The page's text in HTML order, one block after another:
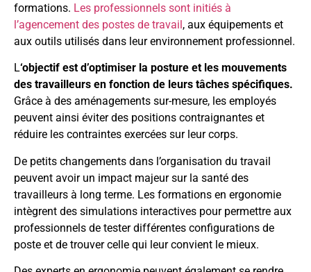
formations. Les professionnels sont initiés à
l’agencement des postes de travail, aux équipements et
aux outils utilisés dans leur environnement professionnel.
L‘objectif est d’optimiser la posture et les mouvements
des travailleurs en fonction de leurs tâches spécifiques.
Grâce à des aménagements sur-mesure, les employés
peuvent ainsi éviter des positions contraignantes et
réduire les contraintes exercées sur leur corps.
De petits changements dans l’organisation du travail
peuvent avoir un impact majeur sur la santé des
travailleurs à long terme. Les formations en ergonomie
intègrent des simulations interactives pour permettre aux
professionnels de tester différentes configurations de
poste et de trouver celle qui leur convient le mieux.